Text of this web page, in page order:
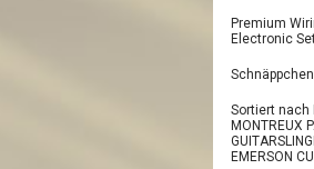
Premium
Electronic
Sortiert nach
MONTREUX
EMERSON